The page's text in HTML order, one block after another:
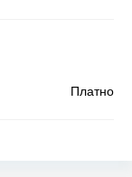
Платно